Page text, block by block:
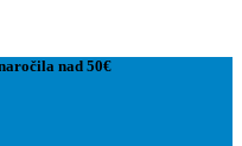
nad 50€